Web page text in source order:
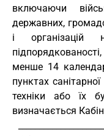
включаючи
державних,
і організацій
менше 14
пунктах
техніки або їх
визначається